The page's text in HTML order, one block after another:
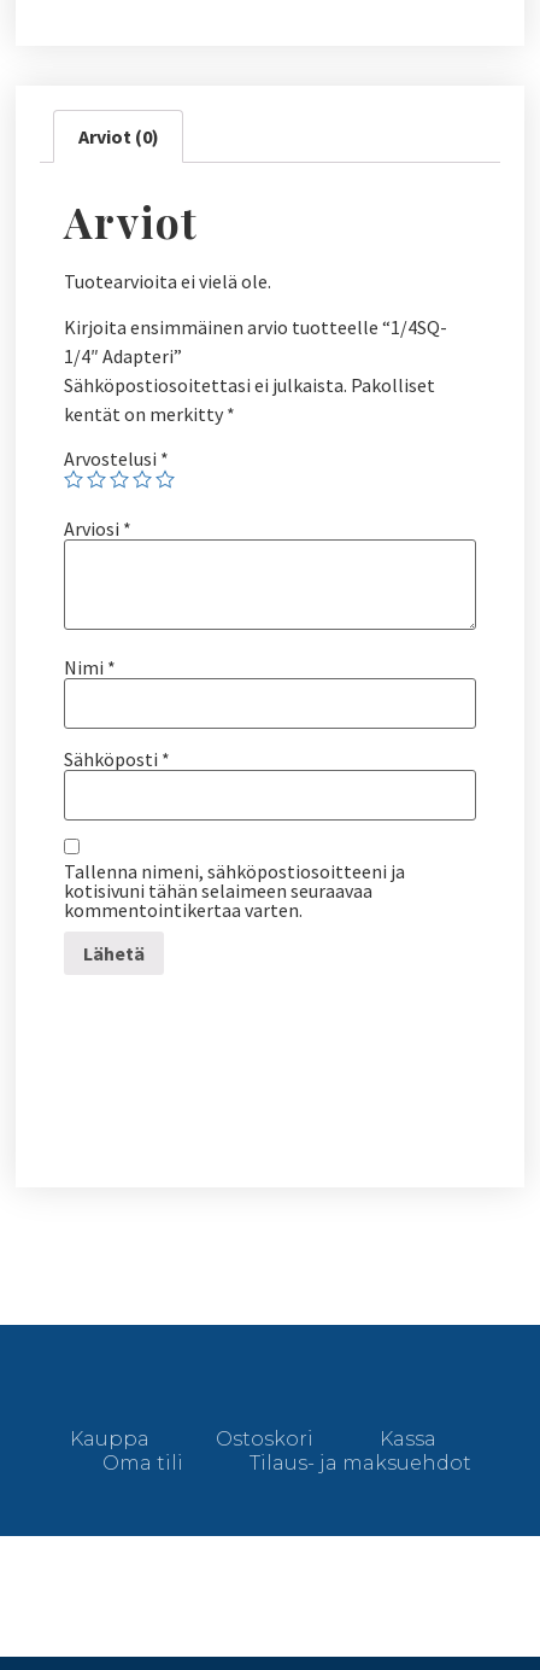
Arviot (0)
Arviot
Tuotearvioita ei vielä ole.
Kirjoita ensimmäinen arvio tuotteelle “1/4SQ-
1/4″ Adapteri”
Sähköpostiosoitettasi ei julkaista. Pakolliset
kentät on merkitty *
Arvostelusi *
Arviosi *
Nimi *
Sähköposti *
Tallenna nimeni, sähköpostiosoitteeni ja
kotisivuni tähän selaimeen seuraavaa
kommentointikertaa varten.
Kauppa Ostoskori
Kassa
Oma tili
Tilaus- ja maksuehdot